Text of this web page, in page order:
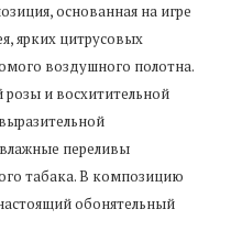
основанная на игре
ярких цитрусовых
воздушного полотна.
и восхитительной
переливы
табака. В композицию
обонятельный